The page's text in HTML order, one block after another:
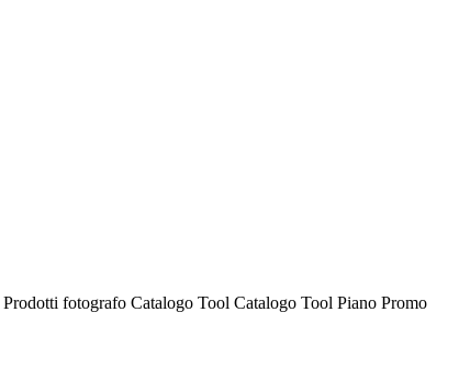
Prodotti fotografo Catalogo Tool Catalogo Tool Piano Promo